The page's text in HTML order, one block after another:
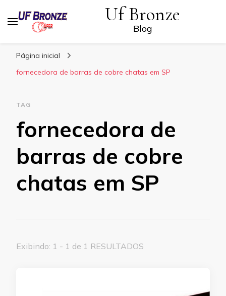
Uf Bronze
Blog
Página inicial
fornecedora de barras de cobre chatas em SP
TAG
fornecedora de
barras de cobre
chatas em SP
Exibindo: 1 - 1 de 1 RESULTADOS